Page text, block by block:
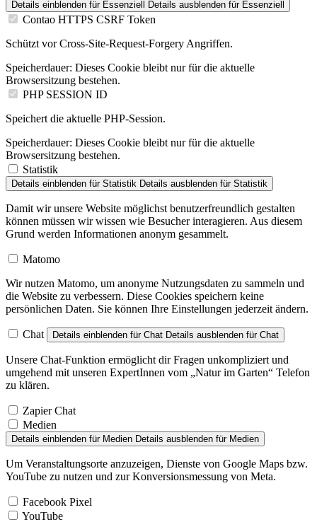
Details einblenden für Essenziell Details ausblenden für Essenziell
Contao HTTPS CSRF Token
Schützt vor Cross-Site-Request-Forgery Angriffen.
Speicherdauer: Dieses Cookie bleibt nur für die aktuelle
Browsersitzung bestehen.
PHP SESSION ID
Speichert die aktuelle PHP-Session.
Speicherdauer: Dieses Cookie bleibt nur für die aktuelle
Browsersitzung bestehen.
Statistik
Details einblenden für Statistik Details ausblenden für Statistik
Damit wir unsere Website möglichst benutzerfreundlich gestalten
können müssen wir wissen wie Besucher interagieren. Aus diesem
Grund werden Informationen anonym gesammelt.
Matomo
Wir nutzen Matomo, um anonyme Nutzungsdaten zu sammeln und
die Website zu verbessern. Diese Cookies speichern keine
persönlichen Daten. Sie können Ihre Einstellungen jederzeit ändern.
Chat Details einblenden für Chat Details ausblenden für Chat
Unsere Chat-Funktion ermöglicht dir Fragen unkompliziert und
umgehend mit unseren ExpertInnen vom „Natur im Garten“ Telefon
zu klären.
Zapier Chat
Medien
Details einblenden für Medien Details ausblenden für Medien
Um Veranstaltungsorte anzuzeigen, Dienste von Google Maps bzw.
YouTube zu nutzen und zur Konversionsmessung von Meta.
Facebook Pixel
YouTube